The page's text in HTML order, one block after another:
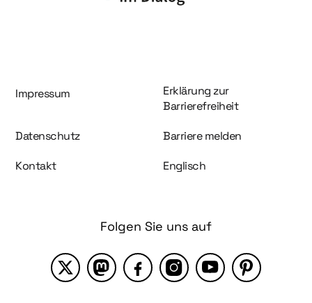
Information und Service
Impressum
Erklärung zur
Barrierefreiheit
Datenschutz Barriere melden
Kontakt Englisch
Folgen Sie uns auf